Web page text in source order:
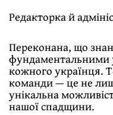
Редакторка й
Переконана, що
фундаментальними
кожного українця.
команди — це не
унікальна
нашої спадщини.